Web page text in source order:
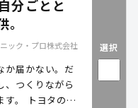
分ごとと
ック・プロ株式会社
か届かない。だ
、つくりながら
す。 トヨタのア
選択